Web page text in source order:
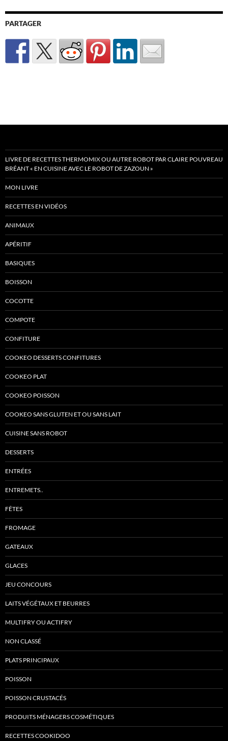
PARTAGER
LIVRE DE RECETTES THERMOMIX OU AUTRE ROBOT PAR CLAIRE POUVREAU
BRÉANT « EN CUISINE AVEC LE ROBOT DE ZAZOUN »
MON LIVRE
RECETTES EN VIDÉOS
ANIMAUX
APÉRITIF
BASIQUES
BOISSON
COCOTTE
COMPOTE
CONFITURE
COOKEO DESSERTS CONFITURES
COOKEO PLAT
COOKEO POISSON
COOKEO SANS GLUTEN ET OU SANS LAIT
CUISINE SANS ROBOT
DESSERTS
ENTRÉES
ENTREMETS..
FÊTES
FROMAGE
GATEAUX
GLACES
JEU CONCOURS
LAITS VÉGÉTAUX ET BEURRES
MULTIFRY OU ACTIFRY
NON CLASSÉ
PLATS PRINCIPAUX
POISSON
POISSON CRUSTACÉS
PRODUITS MÉNAGERS COSMÉTIQUES
RECETTES COOKIDOO